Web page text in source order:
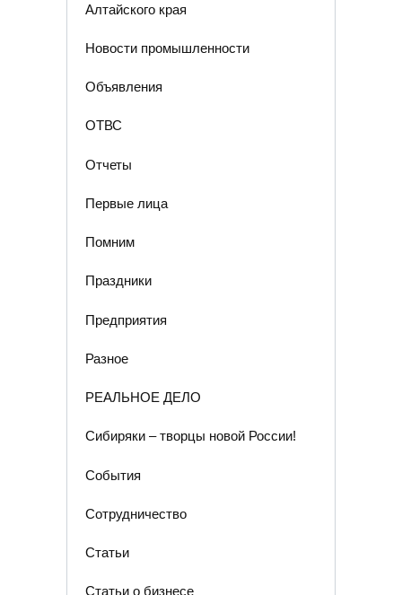
Алтайского края
Новости промышленности
Объявления
ОТВС
Отчеты
Первые лица
Помним
Праздники
Предприятия
Разное
РЕАЛЬНОЕ ДЕЛО
Сибиряки – творцы новой России!
События
Сотрудничество
Статьи
Статьи о бизнесе